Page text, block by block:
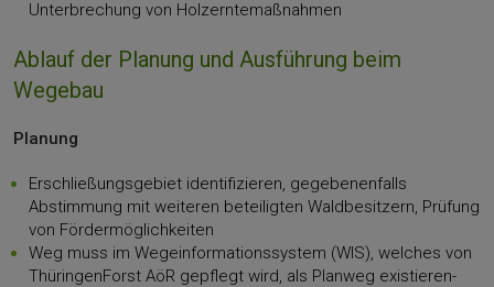
Unterbrechung von Holzerntemaßnahmen
Ablauf der Planung und Ausführung beim
Wegebau
Planung
Erschließungsgebiet identifizieren, gegebenenfalls
Abstimmung mit weiteren beteiligten Waldbesitzern, Prüfung
von Fördermöglichkeiten
Weg muss im Wegeinformationssystem (WIS), welches von
ThüringenForst AöR gepflegt wird, als Planweg existieren-